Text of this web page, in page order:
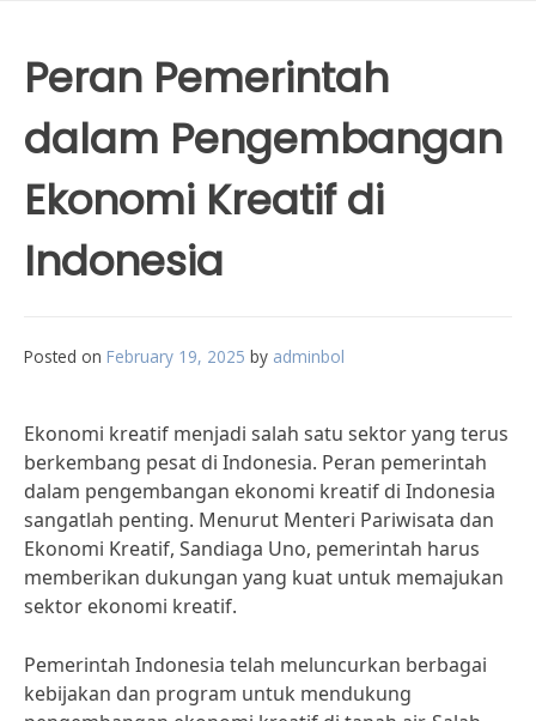
Peran Pemerintah
dalam Pengembangan
Ekonomi Kreatif di
Indonesia
Posted on February 19, 2025 by adminbol
Ekonomi kreatif menjadi salah satu sektor yang terus
berkembang pesat di Indonesia. Peran pemerintah
dalam pengembangan ekonomi kreatif di Indonesia
sangatlah penting. Menurut Menteri Pariwisata dan
Ekonomi Kreatif, Sandiaga Uno, pemerintah harus
memberikan dukungan yang kuat untuk memajukan
sektor ekonomi kreatif.
Pemerintah Indonesia telah meluncurkan berbagai
kebijakan dan program untuk mendukung